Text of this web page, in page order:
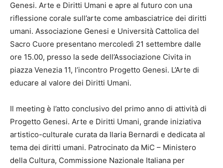
Genesi. Arte e Diritti Umani e apre al futuro con una
riflessione corale sull’arte come ambasciatrice dei diritti
umani. Associazione Genesi e Università Cattolica del
Sacro Cuore presentano mercoledì 21 settembre dalle
ore 15.00, presso la sede dell’Associazione Civita in
piazza Venezia 11, l’incontro Progetto Genesi. L’Arte di
educare al valore dei Diritti Umani.
Il meeting è l’atto conclusivo del primo anno di attività di
Progetto Genesi. Arte e Diritti Umani, grande iniziativa
artistico-culturale curata da Ilaria Bernardi e dedicata al
tema dei diritti umani. Patrocinato da MiC – Ministero
della Cultura, Commissione Nazionale Italiana per